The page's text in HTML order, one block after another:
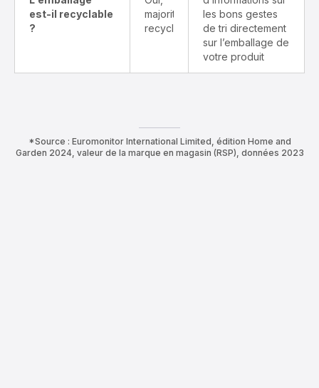
est-il recyclable
?
majoritairement
recyclable
les bons gestes
de tri directement
sur l’emballage de
votre produit
*Source : Euromonitor International Limited, édition Home and
Garden 2024, valeur de la marque en magasin (RSP), données 2023